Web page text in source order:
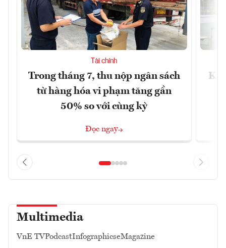
Tài chính
Trong tháng 7, thu nộp ngân sách
từ hàng hóa vi phạm tăng gần
50% so với cùng kỳ
Đọc ngay
Multimedia
VnE TVPodcastInfographicseMagazine